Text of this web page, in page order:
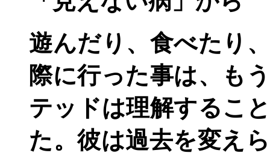
遊んだり、食べたり
際に行った事は、も
テッドは理解するこ
た。彼は過去を変え